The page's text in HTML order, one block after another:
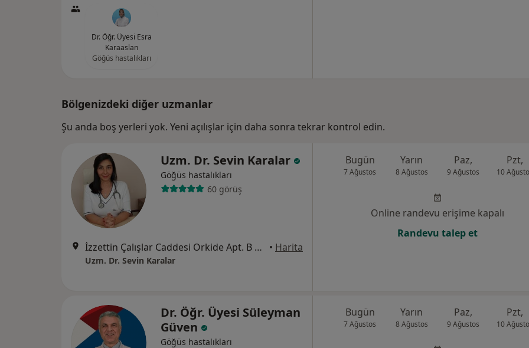
Dr. Öğr. Üyesi Esra
Karaaslan
Göğüs hastalıkları
Bölgenizdeki diğer uzmanlar
Şu anda boş yerleri yok. Yeni açılışlar için daha sonra tekrar kontrol edin.
Uzm. Dr. Sevin Karalar
Göğüs hastalıkları
60 görüş
İzzettin Çalışlar Caddesi Orkide Apt. B Blok No: 12/4, İstanbul • Harita
Uzm. Dr. Sevin Karalar
Bugün
7 Ağustos
Yarın
8 Ağustos
Paz,
9 Ağustos
Pzt,
10
Online randevu erişime kapalı
Randevu talep et
Dr. Öğr. Üyesi Süleyman
Güven
Göğüs hastalıkları
Bugün
7 Ağustos
Yarın
8 Ağustos
Paz,
9 Ağustos
Pzt,
10